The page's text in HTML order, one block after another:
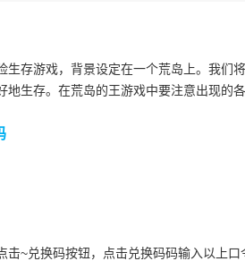
生存游戏，背景设定在一个荒岛上。我们
生存。在荒岛的王游戏中要注意出现的
击~兑换码按钮，点击兑换码码输入以上口